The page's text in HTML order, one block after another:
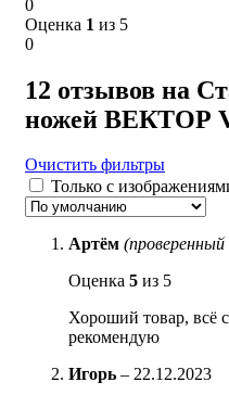
0
Оценка 1 из 5
0
12 отзывов на
ножей ВЕКТОР
Очистить фильтры
Только с
Артём (проверенный
Оценка 5 из 5
Хороший товар, всё
рекомендую
Игорь – 22.12.2023